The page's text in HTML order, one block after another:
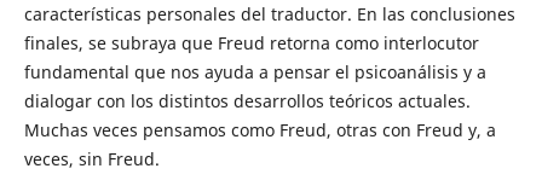
características personales del traductor. En las conclusiones
finales, se subraya que Freud retorna como interlocutor
fundamental que nos ayuda a pensar el psicoanálisis y a
dialogar con los distintos desarrollos teóricos actuales.
Muchas veces pensamos como Freud, otras con Freud y, a
veces, sin Freud.